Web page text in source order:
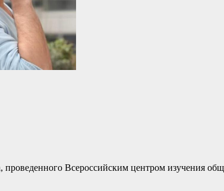
Всероссийским центром изучения